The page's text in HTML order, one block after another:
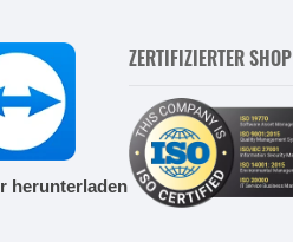
herunterladen
ZERTIFIZIERTER SHOP